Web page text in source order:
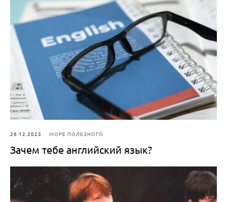
26.12.2023 МОРЕ ПОЛЕЗНОГО
Зачем тебе английский язык?